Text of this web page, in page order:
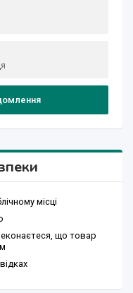
місці
що товар